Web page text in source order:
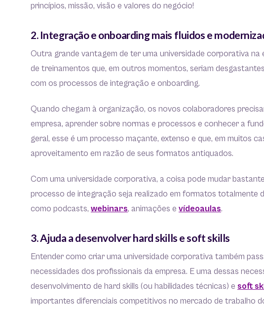
princípios, missão, visão e valores do negócio!
2. Integração e onboarding mais fluidos e
Outra grande vantagem de ter uma universidade corporativa na
de treinamentos que, em outros momentos, seriam
com os processos de integração e onboarding.
Quando chegam à organização, os novos colaboradores
empresa, aprender sobre normas e processos e conhecer a
geral, esse é um processo maçante, extenso e que, em muitos
aproveitamento em razão de seus formatos antiquados.
Com uma universidade corporativa, a coisa pode mudar
processo de integração seja realizado em formatos totalmente
como podcasts, webinars, animações e vídeoaulas.
3. Ajuda a desenvolver hard skills e soft skills
Entender como criar uma universidade corporativa também
necessidades dos profissionais da empresa. E uma dessas
desenvolvimento de hard skills (ou habilidades técnicas) e soft
importantes diferenciais competitivos no mercado de trabalho